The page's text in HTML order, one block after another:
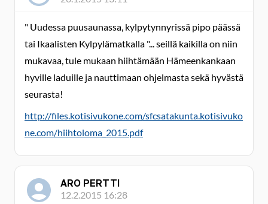
" Uudessa puusaunassa, kylpytynnyrissä pipo päässä
tai Ikaalisten Kylpylämatkalla "... seillä kaikilla on niin
mukavaa, tule mukaan hiihtämään Hämeenkankaan
hyville laduille ja nauttimaan ohjelmasta sekä hyvästä
seurasta!
http://files.kotisivukone.com/sfcsatakunta.kotisivuko
ne.com/hiihtoloma_2015.pdf
ARO PERTTI
12.2.2015 16:28